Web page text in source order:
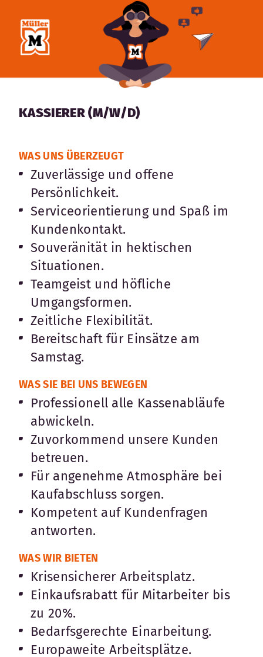
KASSIERER (M/W/D)
WAS UNS ÜBERZEUGT
Zuverlässige und offene
Persönlichkeit.
Serviceorientierung und Spaß im
Kundenkontakt.
Souveränität in hektischen
Situationen.
Teamgeist und höfliche
Umgangsformen.
Zeitliche Flexibilität.
Bereitschaft für Einsätze am
Samstag.
WAS SIE BEI UNS BEWEGEN
Professionell alle Kassenabläufe
abwickeln.
Zuvorkommend unsere Kunden
betreuen.
Für angenehme Atmosphäre bei
Kaufabschluss sorgen.
Kompetent auf Kundenfragen
antworten.
WAS WIR BIETEN
Krisensicherer Arbeitsplatz.
Einkaufsrabatt für Mitarbeiter bis
zu 20%.
Bedarfsgerechte Einarbeitung.
Europaweite Arbeitsplätze.